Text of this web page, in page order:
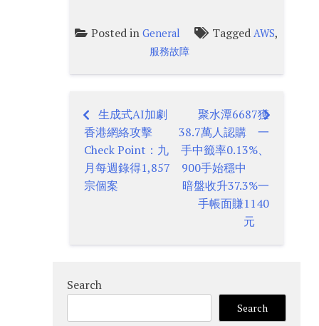
Posted inGeneral TaggedAWS,
服務故障
Post
navigation
生成式AI加劇
香港網絡攻擊
Check Point：九
月每週錄得1,857
宗個案
聚水潭6687獲
38.7萬人認購 一
手中籤率0.13%、
900手始穩中
暗盤收升37.3%一
手帳面賺1140
元
Search
Search